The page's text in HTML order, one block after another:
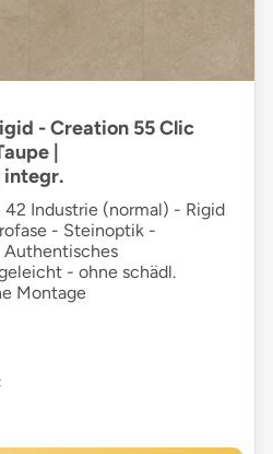
- Creation 55 Clic
|
integr.
Industrie (normal) - Rigid
- Steinoptik -
- ohne schädl.
Montage